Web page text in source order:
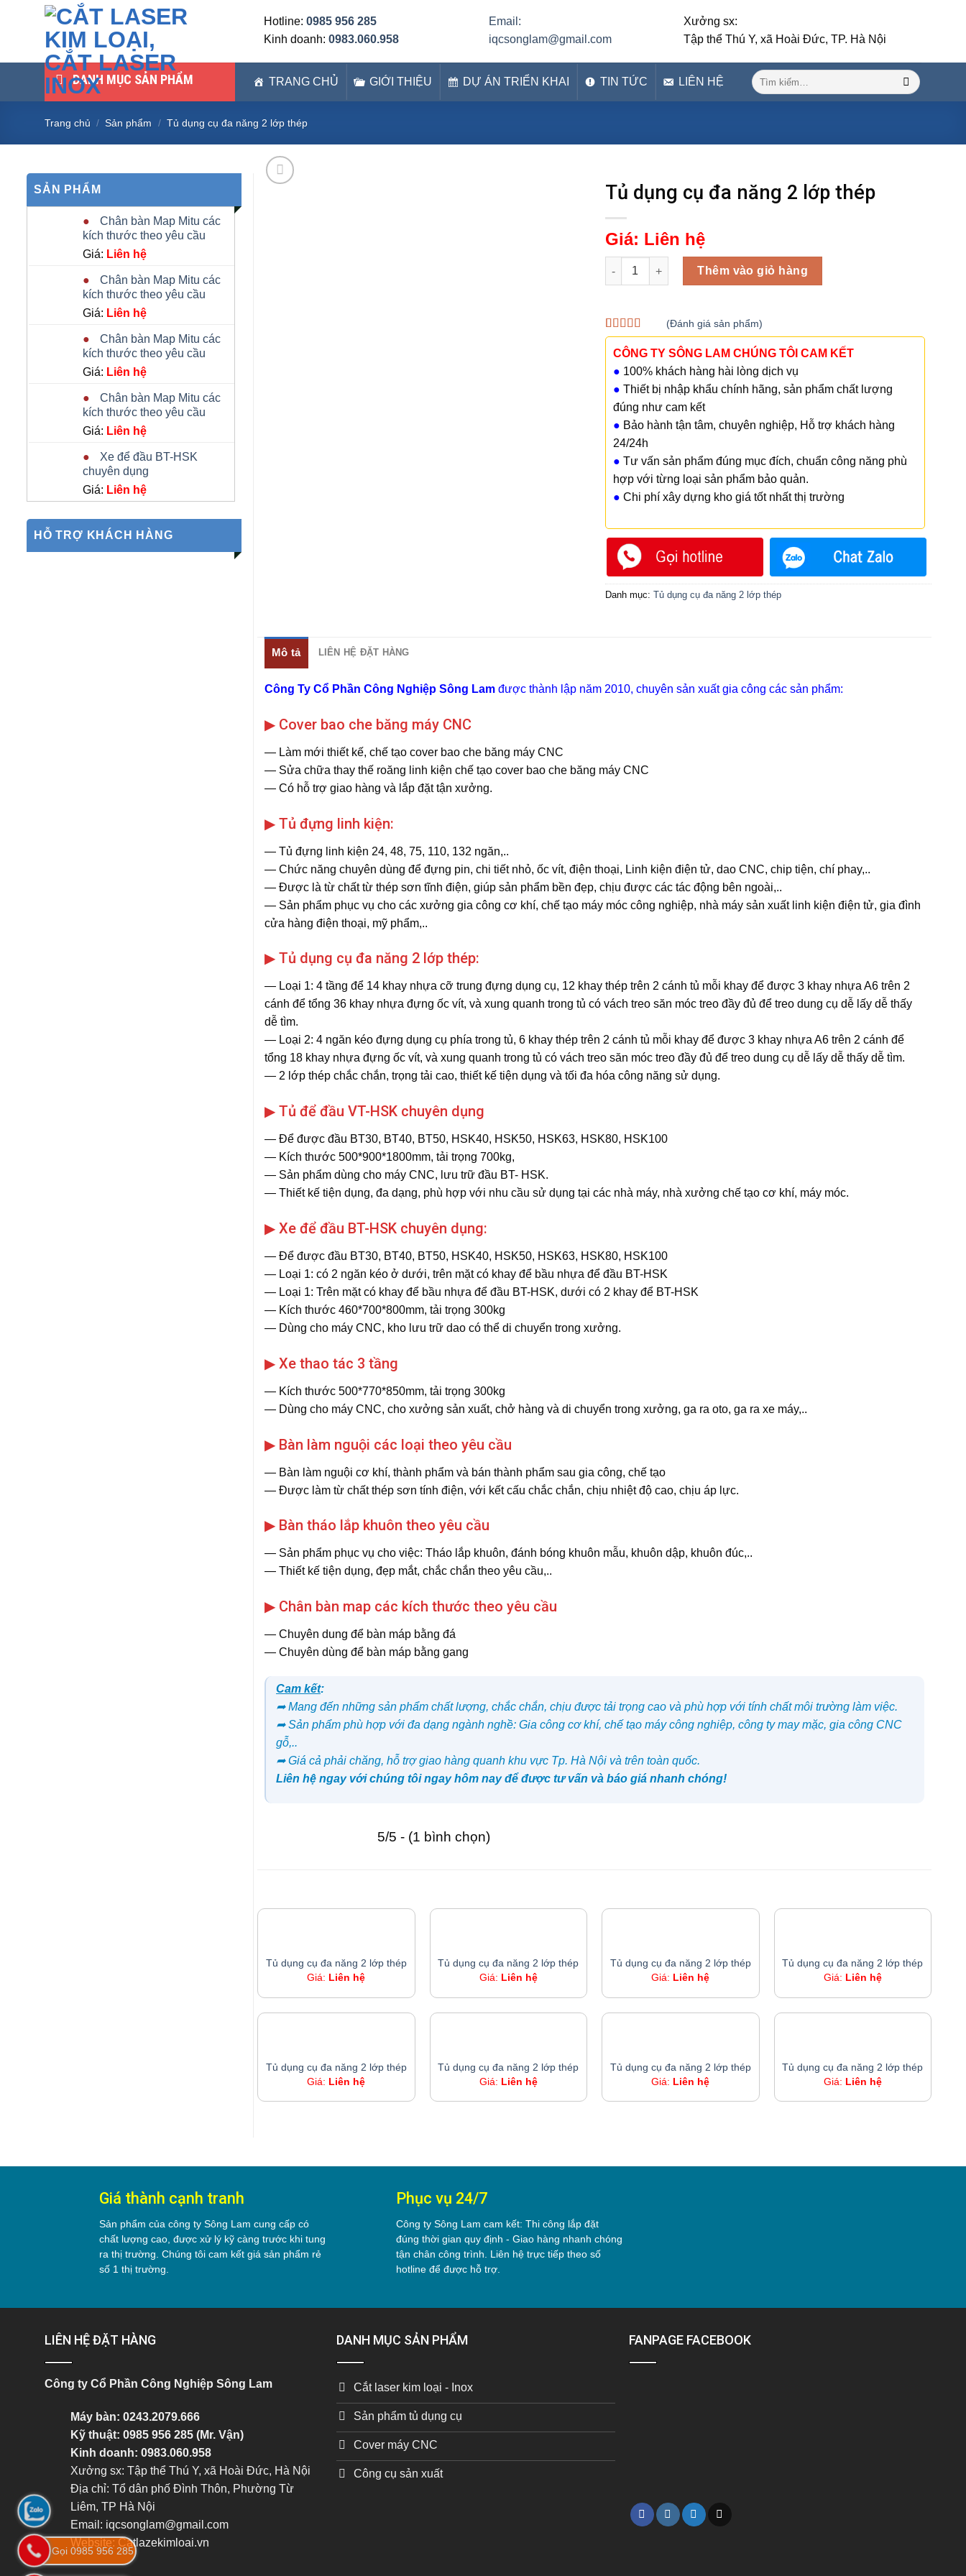
Hotline: 0985 956 285
Kinh doanh: 0983.060.958
Email:
iqcsonglam@gmail.com
Xưởng sx:
Tập thể Thú Y, xã Hoài Đức, TP. Hà Nội
DANH MỤC SẢN PHẨM TRANG CHỦ GIỚI THIỆU DỰ ÁN TRIỂN KHAI TIN TỨC LIÊN HỆ
Tìm
kiếm:
Trang chủ / Sản phẩm / Tủ dụng cụ đa năng 2 lớp thép
SẢN PHẨM
Chân bàn Map Mitu các
kích thước theo yêu cầu
Giá: Liên hệ
Chân bàn Map Mitu các
kích thước theo yêu cầu
Giá: Liên hệ
Chân bàn Map Mitu các
kích thước theo yêu cầu
Giá: Liên hệ
Chân bàn Map Mitu các
kích thước theo yêu cầu
Giá: Liên hệ
Xe để đầu BT-HSK
chuyên dụng
Giá: Liên hệ
HỖ TRỢ KHÁCH HÀNG
Tủ dụng cụ đa năng 2 lớp thép
Giá: Liên hệ
Tủ dụng cụ đa năng 2 lớp thép số lượng
Thêm vào giỏ hàng
5.00trên 5
dựa trên
1
(Đánh giá sản phẩm)
CÔNG TY SÔNG LAM CHÚNG TÔI CAM KẾT
● 100% khách hàng hài lòng dịch vụ
● Thiết bị nhập khẩu chính hãng, sản phẩm chất lượng
đúng như cam kết
● Bảo hành tận tâm, chuyên nghiệp, Hỗ trợ khách hàng
24/24h
● Tư vấn sản phẩm đúng mục đích, chuẩn công năng phù
hợp với từng loại sản phẩm bảo quản.
● Chi phí xây dựng kho giá tốt nhất thị trường
Danh mục: Tủ dụng cụ đa năng 2 lớp thép
Mô tả LIÊN HỆ ĐẶT HÀNG
Công Ty Cổ Phần Công Nghiệp Sông Lam được thành lập năm 2010, chuyên sản xuất gia công các sản phẩm:
▶ Cover bao che băng máy CNC
― Làm mới thiết kế, chế tạo cover bao che băng máy CNC
― Sửa chữa thay thế roăng linh kiện chế tạo cover bao che băng máy CNC
― Có hỗ trợ giao hàng và lắp đặt tận xưởng.
▶ Tủ đựng linh kiện:
― Tủ đựng linh kiện 24, 48, 75, 110, 132 ngăn,..
― Chức năng chuyên dùng để đựng pin, chi tiết nhỏ, ốc vít, điện thoại, Linh kiện điện tử, dao CNC, chip tiện, chí phay,..
― Được là từ chất từ thép sơn tĩnh điện, giúp sản phẩm bền đẹp, chịu được các tác động bên ngoài,..
― Sản phẩm phục vụ cho các xưởng gia công cơ khí, chế tạo máy móc công nghiệp, nhà máy sản xuất linh kiện điện tử, gia đình
cửa hàng điện thoại, mỹ phẩm,..
▶ Tủ dụng cụ đa năng 2 lớp thép:
― Loại 1: 4 tầng để 14 khay nhựa cỡ trung đựng dụng cụ, 12 khay thép trên 2 cánh tủ mỗi khay để được 3 khay nhựa A6 trên 2
cánh để tổng 36 khay nhựa đựng ốc vít, và xung quanh trong tủ có vách treo săn móc treo đầy đủ để treo dung cụ dễ lấy dễ thấy
dễ tìm.
― Loại 2: 4 ngăn kéo đựng dụng cụ phía trong tủ, 6 khay thép trên 2 cánh tủ mỗi khay để được 3 khay nhựa A6 trên 2 cánh để
tổng 18 khay nhựa đựng ốc vít, và xung quanh trong tủ có vách treo săn móc treo đầy đủ để treo dung cụ dễ lấy dễ thấy dễ tìm.
― 2 lớp thép chắc chắn, trọng tải cao, thiết kế tiện dụng và tối đa hóa công năng sử dụng.
▶ Tủ để đầu VT-HSK chuyên dụng
― Để được đầu BT30, BT40, BT50, HSK40, HSK50, HSK63, HSK80, HSK100
― Kích thước 500*900*1800mm, tải trọng 700kg,
― Sản phẩm dùng cho máy CNC, lưu trữ đầu BT- HSK.
― Thiết kế tiện dụng, đa dạng, phù hợp với nhu cầu sử dụng tại các nhà máy, nhà xưởng chế tạo cơ khí, máy móc.
▶ Xe để đầu BT-HSK chuyên dụng:
― Để được đầu BT30, BT40, BT50, HSK40, HSK50, HSK63, HSK80, HSK100
― Loại 1: có 2 ngăn kéo ở dưới, trên mặt có khay để bầu nhựa để đầu BT-HSK
― Loại 1: Trên mặt có khay để bầu nhựa để đầu BT-HSK, dưới có 2 khay để BT-HSK
― Kích thước 460*700*800mm, tải trọng 300kg
― Dùng cho máy CNC, kho lưu trữ dao có thể di chuyển trong xưởng.
▶ Xe thao tác 3 tầng
― Kích thước 500*770*850mm, tải trọng 300kg
― Dùng cho máy CNC, cho xưởng sản xuất, chở hàng và di chuyển trong xưởng, ga ra oto, ga ra xe máy,..
▶ Bàn làm nguội các loại theo yêu cầu
― Bàn làm nguội cơ khí, thành phẩm và bán thành phẩm sau gia công, chế tạo
― Được làm từ chất thép sơn tính điện, với kết cấu chắc chắn, chịu nhiệt độ cao, chịu áp lực.
▶ Bàn tháo lắp khuôn theo yêu cầu
― Sản phẩm phục vụ cho việc: Tháo lắp khuôn, đánh bóng khuôn mẫu, khuôn dập, khuôn đúc,..
― Thiết kế tiện dụng, đẹp mắt, chắc chắn theo yêu cầu,..
▶ Chân bàn map các kích thước theo yêu cầu
― Chuyên dung để bàn máp bằng đá
― Chuyên dùng để bàn máp bằng gang
Cam kết:
➦ Mang đến những sản phẩm chất lượng, chắc chắn, chịu được tải trọng cao và phù hợp với tính chất môi trường làm việc.
➦ Sản phẩm phù hợp với đa dạng ngành nghề: Gia công cơ khí, chế tạo máy công nghiệp, công ty may mặc, gia công CNC
gỗ,..
➦ Giá cả phải chăng, hỗ trợ giao hàng quanh khu vực Tp. Hà Nội và trên toàn quốc.
Liên hệ ngay với chúng tôi ngay hôm nay để được tư vấn và báo giá nhanh chóng!
5/5 - (1 bình chọn)
Tủ dụng cụ đa năng 2 lớp thép
Giá: Liên hệ
Tủ dụng cụ đa năng 2 lớp thép
Giá: Liên hệ
Tủ dụng cụ đa năng 2 lớp thép
Giá: Liên hệ
Tủ dụng cụ đa năng 2 lớp thép
Giá: Liên hệ
Tủ dụng cụ đa năng 2 lớp thép
Giá: Liên hệ
Tủ dụng cụ đa năng 2 lớp thép
Giá: Liên hệ
Tủ dụng cụ đa năng 2 lớp thép
Giá: Liên hệ
Tủ dụng cụ đa năng 2 lớp thép
Giá: Liên hệ
Giá thành cạnh tranh
Sản phẩm của công ty Sông Lam cung cấp có
chất lượng cao, được xử lý kỹ càng trước khi tung
ra thị trường. Chúng tôi cam kết giá sản phẩm rẻ
số 1 thị trường.
Phục vụ 24/7
Công ty Sông Lam cam kết: Thi công lắp đặt
đúng thời gian quy định - Giao hàng nhanh chóng
tận chân công trình. Liên hệ trực tiếp theo số
hotline để được hỗ trợ.
LIÊN HỆ ĐẶT HÀNG
Công ty Cổ Phần Công Nghiệp Sông Lam
Máy bàn: 0243.2079.666
Kỹ thuật: 0985 956 285 (Mr. Vận)
Kinh doanh: 0983.060.958
Xưởng sx: Tập thể Thú Y, xã Hoài Đức, Hà Nội
Địa chỉ: Tổ dân phố Đình Thôn, Phường Từ
Liêm, TP Hà Nội
Email: iqcsonglam@gmail.com
Website: Catlazekimloai.vn
DANH MỤC SẢN PHẨM
Cắt laser kim loại - Inox
Sản phẩm tủ dụng cụ
Cover máy CNC
Công cụ sản xuất
FANPAGE FACEBOOK
Gọi 0985 956 285